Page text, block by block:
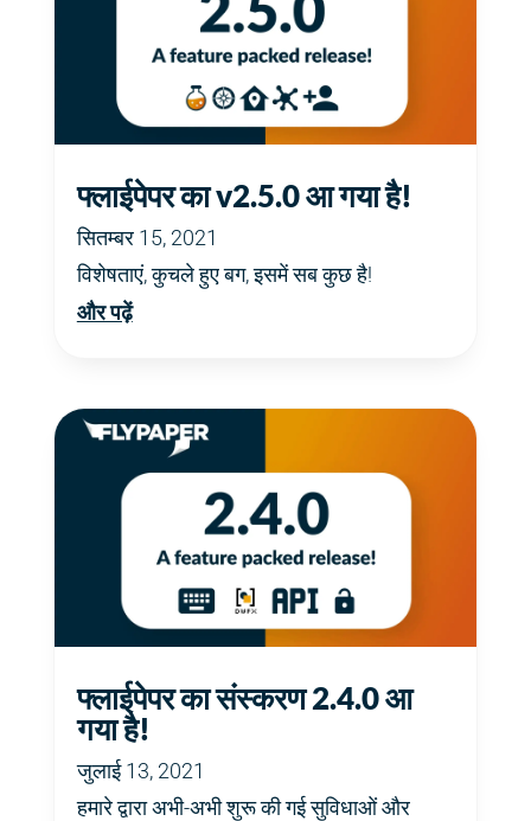
फ्लाईपेपर का v2.5.0 आ गया है!
सितम्बर 15, 2021
विशेषताएं, कुचले हुए बग, इसमें सब कुछ है!
और पढ़ें
फ्लाईपेपर का संस्करण 2.4.0 आ
गया है!
जुलाई 13, 2021
हमारे द्वारा अभी-अभी शुरू की गई सुविधाओं और